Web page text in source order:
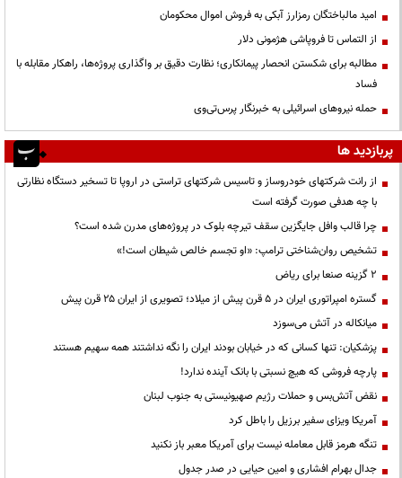
امید مالباختگان رمزارز آبکی به فروش اموال محکومان
از التماس تا فروپاشی هژمونی دلار
مطالبه برای شکستن انحصار پیمانکاری؛ نظارت دقیق بر واگذاری پروژه‌ها، راهکار مقابله با
فساد
حمله نیروهای اسرائیلی به خبرنگار پرس‌تی‌وی
پربازدید ها
از رانت‌ شرکتهای خودروساز و تاسیس شرکتهای تراستی در اروپا تا تسخیر دستگاه نظارتی
با چه هدفی صورت گرفته است
چرا قالب وافل جایگزین سقف تیرچه بلوک در پروژه‌های مدرن شده است؟
تشخیص روان‌شناختی ترامپ: «او تجسم خالص شیطان است!»
۲ گزینه صنعا برای ریاض
گستره امپراتوری ایران در ۵ قرن پیش از میلاد؛ تصویری از ایران ۲۵ قرن پیش
میانکاله در آتش می‌سوزد
پزشکیان: تنها کسانی که در خیابان بودند ایران را نگه نداشتند همه سهیم هستند
پارچه فروشی که هیچ نسبتی با بانک آینده ندارد!
نقض آتش‌بس و حملات رژیم صهیونیستی به جنوب لبنان
آمریکا ویزای سفیر برزیل را باطل کرد
تنگه هرمز قابل معامله نیست برای آمریکا معبر باز نکنید
جدال بهرام افشاری و امین حیایی در صدر جدول